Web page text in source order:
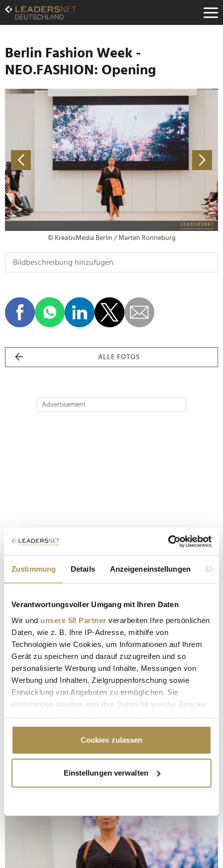
Zustimmung Details Anzeigeneinstellungen
Verantwortungsvoller Umgang mit Ihren Daten
Wir und unsere 58 Partner verarbeiten Ihre persönlichen
Daten, wie z. B. Ihre IP-Adresse, mithilfe von
Technologien wie Cookies, um Informationen auf Ihrem
Gerät zu speichern und darauf zuzugreifen und so
personalisierte Werbung und Inhalte, Messungen von
Werbung und Inhalten, Zielgruppenforschung sowie
Entwicklung von Angeboten zu ermöglichen. Sie
entscheiden darüber, wer Ihre Daten für welche Zwecke
Cookie-Erklärung oder durch Klicken auf das Privacy
Trigger Symbol ändern oder widerrufen
Informationen über Ihre geografische Lage
erfassen, welche bis auf einige Meter genau sein
bestimmten Merkmalen (Fingerprinting) identifizieren
Erfahren Sie mehr darüber, wie Ihre persönlichen Daten
verarbeitet werden, und legen Sie Ihre Präferenzen im
Abschnitt Einzelheiten
Cookies zulassen
Einstellungen verwalten
Zum
Inhalt
Zur
Navigation
Zur
Hauptnavigation
Berlin Fashion Week -
NEO.FASHION: Opening
© KreativMedia Berlin / Marten Ronneburg
ALLE FOTOS
Advertisement